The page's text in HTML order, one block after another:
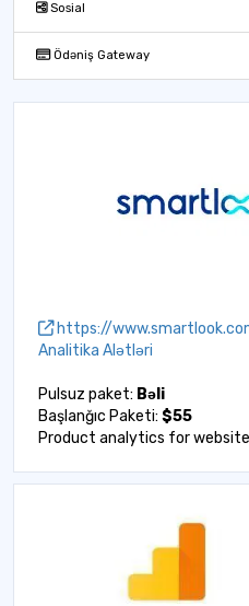
Sosial
Ödəniş Gateway
https://
Analitika Alətləri
Pulsuz paket: Bəli
Başlanğıc Paketi: $55
Product analytics for